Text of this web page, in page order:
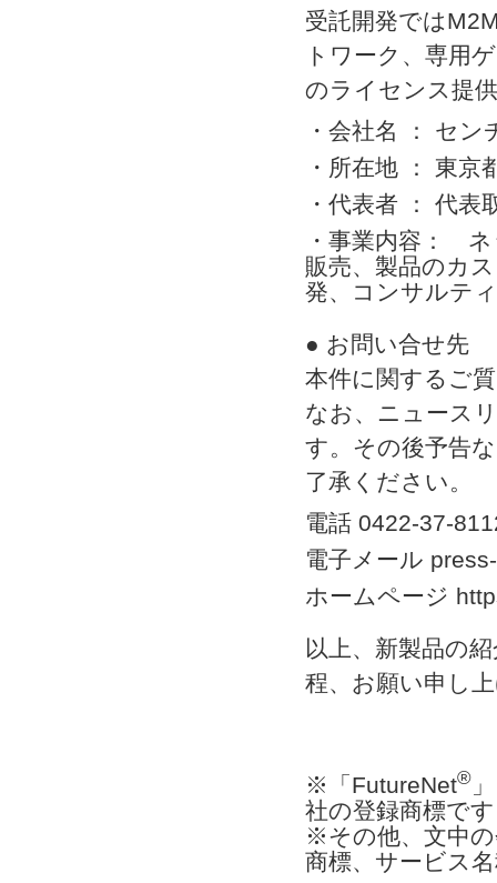
受託開発では
トワーク、専用
のライセンス提
・会社名 ： セ
・所在地 ： 東
・代表者 ： 代
・事業内容：
販売、製品のカ
発、コンサルテ
● お問い合せ先
本件に関するご
なお、ニュース
す。その後予告
了承ください。
電話 0422-37-
電子メール
ホームページ
以上、新製品の
程、お願い申し
※「FutureNet®
社の登録商標で
※その他、文中
商標、サービス